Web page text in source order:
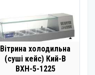
Вітрина холодильна
(суші кейс) Кий-В
ВХН-5-1225